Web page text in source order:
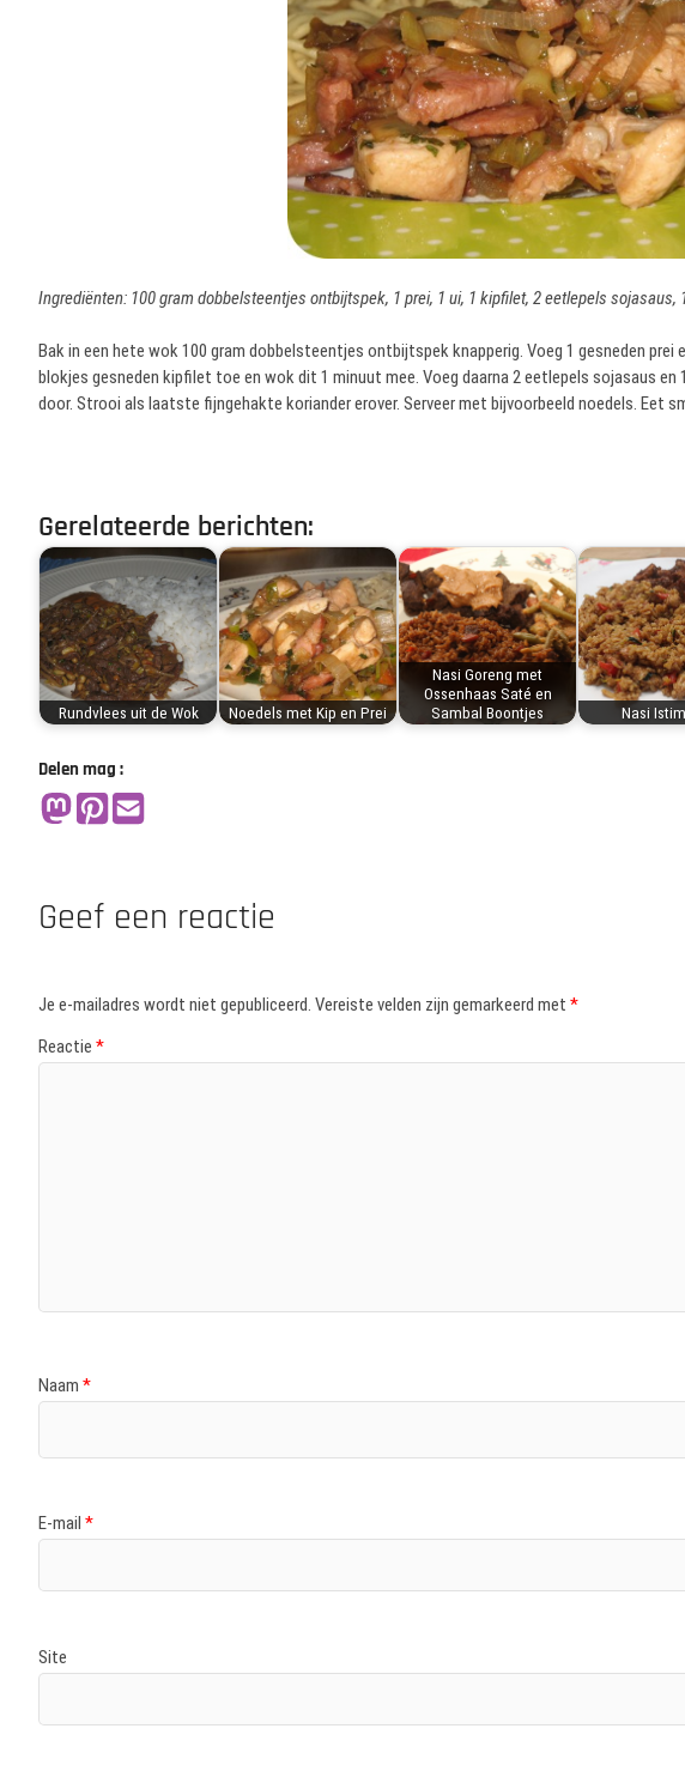
Ingrediënten: 100 gram dobbelsteentjes ontbijtspek, 1 prei, 1 ui, 1 kipfilet, 2 eetlepels sojasaus,
Bak in een hete wok 100 gram dobbelsteentjes ontbijtspek knapperig. Voeg 1 gesneden prei
blokjes gesneden kipfilet toe en wok dit 1 minuut mee. Voeg daarna 2 eetlepels sojasaus
door. Strooi als laatste fijngehakte koriander erover. Serveer met bijvoorbeeld noedels. Eet
Gerelateerde berichten:
Rundvlees uit de Wok Noedels met Kip en Prei
Nasi Goreng met
Ossenhaas Saté en
Sambal Boontjes
Nasi
Delen mag :
Geef een reactie
Je e-mailadres wordt niet gepubliceerd. Vereiste velden zijn gemarkeerd met *
Reactie *
Naam *
E-mail *
Site